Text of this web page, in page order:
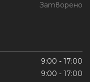
Затворено
9:00 - 17:00
9:00 - 17:00